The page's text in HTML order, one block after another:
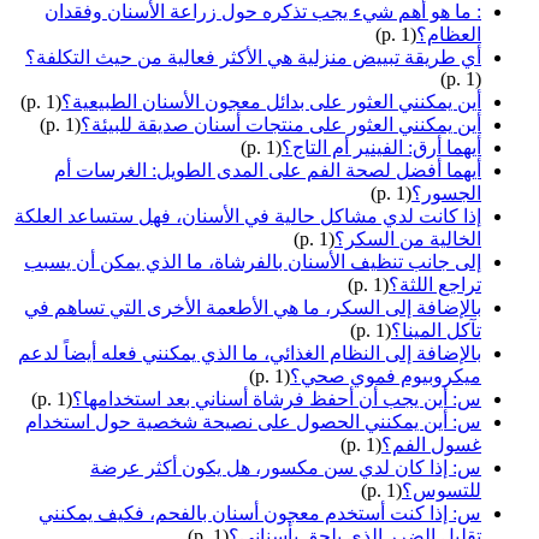
: ما هو أهم شيء يجب تذكره حول زراعة الأسنان وفقدان
العظام؟(p. 1)
أي طريقة تبييض منزلية هي الأكثر فعالية من حيث التكلفة؟
(p. 1)
أين يمكنني العثور على بدائل معجون الأسنان الطبيعية؟(p. 1)
أين يمكنني العثور على منتجات أسنان صديقة للبيئة؟(p. 1)
أيهما أرق: الفينير أم التاج؟(p. 1)
أيهما أفضل لصحة الفم على المدى الطويل: الغرسات أم
الجسور؟(p. 1)
إذا كانت لدي مشاكل حالية في الأسنان، فهل ستساعد العلكة
الخالية من السكر؟(p. 1)
إلى جانب تنظيف الأسنان بالفرشاة، ما الذي يمكن أن يسبب
تراجع اللثة؟(p. 1)
بالإضافة إلى السكر، ما هي الأطعمة الأخرى التي تساهم في
تآكل المينا؟(p. 1)
بالإضافة إلى النظام الغذائي، ما الذي يمكنني فعله أيضاً لدعم
ميكروبيوم فموي صحي؟(p. 1)
س: أين يجب أن أحفظ فرشاة أسناني بعد استخدامها؟(p. 1)
س: أين يمكنني الحصول على نصيحة شخصية حول استخدام
غسول الفم؟(p. 1)
س: إذا كان لدي سن مكسور، هل يكون أكثر عرضة
للتسوس؟(p. 1)
س: إذا كنت أستخدم معجون أسنان بالفحم، فكيف يمكنني